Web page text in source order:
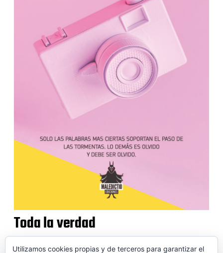
Toda la verdad
Utilizamos cookies propias y de terceros para garantizar el